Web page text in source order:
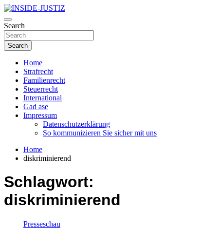
Skip
to
content
INSIDE-JUSTIZ
Investigativer Journalismus zur Dritten Gewalt
Search
Search
Home
Strafrecht
Familienrecht
Steuerrecht
International
Gad ase
Impressum
Datenschutzerklärung
So kommunizieren Sie sicher mit uns
Home
diskriminierend
Schlagwort:
diskriminierend
Presseschau